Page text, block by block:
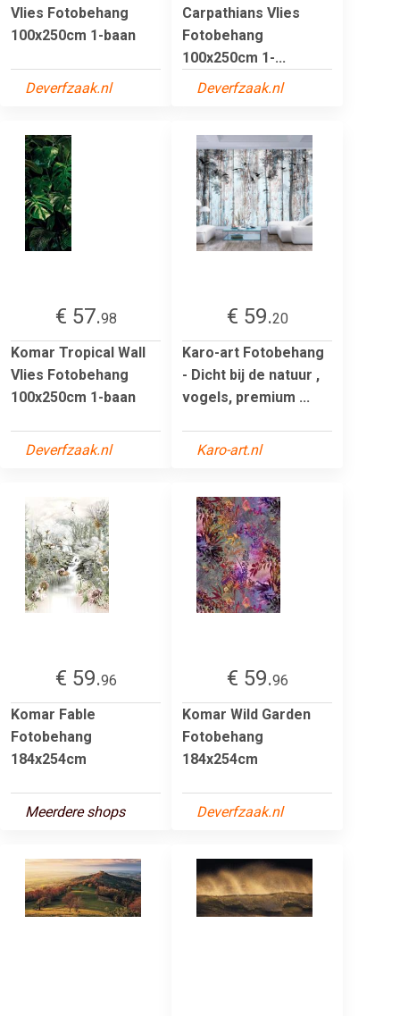
Vlies Fotobehang
100x250cm 1-baan
Deverfzaak.nl
Carpathians Vlies
Fotobehang
100x250cm 1-...
Deverfzaak.nl
€ 57.98
Komar Tropical Wall
Vlies Fotobehang
100x250cm 1-baan
Deverfzaak.nl
€ 59.20
Karo-art Fotobehang
- Dicht bij de natuur ,
vogels, premium ...
Karo-art.nl
€ 59.96
Komar Fable
Fotobehang
184x254cm
Meerdere shops
€ 59.96
Komar Wild Garden
Fotobehang
184x254cm
Deverfzaak.nl